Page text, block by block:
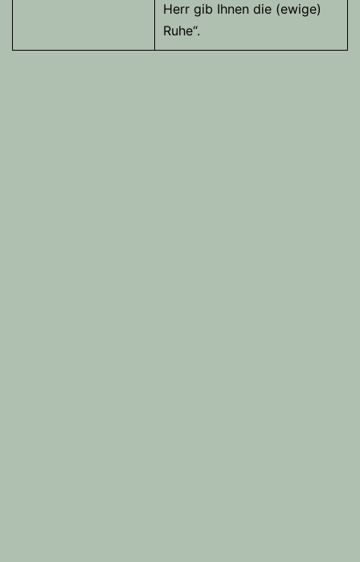
Herr gib Ihnen die (ewige)
Ruhe“.